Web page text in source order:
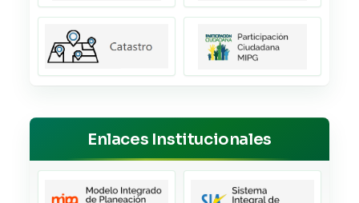
Enlaces Institucionales